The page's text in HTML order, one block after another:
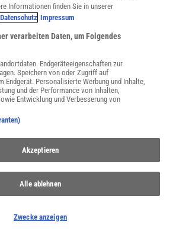
SPEKTRUM SHOP
Informationen finden Sie in unserer
Datenschutz Impressum
verarbeiten Daten, um Folgendes
Endgeräteeigenschaften zur
Speichern von oder Zugriff auf
Endgerät. Personalisierte Werbung und Inhalte,
und der Performance von Inhalten,
Entwicklung und Verbesserung von
Akzeptieren
Alle ablehnen
Zwecke anzeigen